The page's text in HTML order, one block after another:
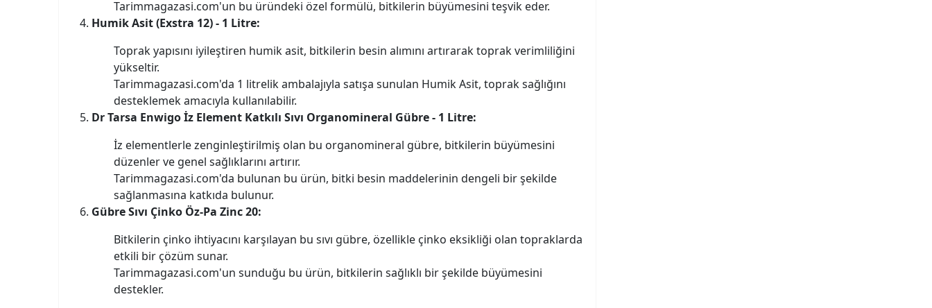
Tarimmagazasi.com'un bu üründeki özel formülü, bitkilerin büyümesini teşvik eder.
Humik Asit (Exstra 12) - 1 Litre:
Toprak yapısını iyileştiren humik asit, bitkilerin besin alımını artırarak toprak verimliliğini
yükseltir.
Tarimmagazasi.com'da 1 litrelik ambalajıyla satışa sunulan Humik Asit, toprak sağlığını
desteklemek amacıyla kullanılabilir.
Dr Tarsa Enwigo İz Element Katkılı Sıvı Organomineral Gübre - 1 Litre:
İz elementlerle zenginleştirilmiş olan bu organomineral gübre, bitkilerin büyümesini
düzenler ve genel sağlıklarını artırır.
Tarimmagazasi.com'da bulunan bu ürün, bitki besin maddelerinin dengeli bir şekilde
sağlanmasına katkıda bulunur.
Gübre Sıvı Çinko Öz-Pa Zinc 20:
Bitkilerin çinko ihtiyacını karşılayan bu sıvı gübre, özellikle çinko eksikliği olan topraklarda
etkili bir çözüm sunar.
Tarimmagazasi.com'un sunduğu bu ürün, bitkilerin sağlıklı bir şekilde büyümesini
destekler.